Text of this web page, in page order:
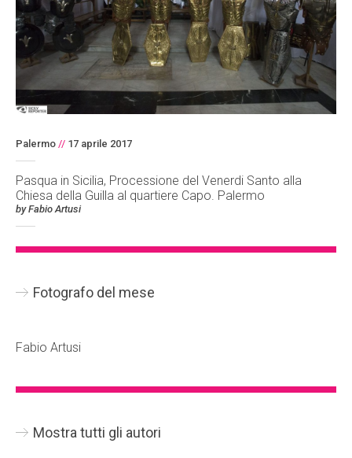
Palermo // 17 aprile 2017
Pasqua in Sicilia, Processione del Venerdi Santo alla
Chiesa della Guilla al quartiere Capo. Palermo
by Fabio Artusi
Fotografo del mese
Fabio Artusi
Mostra tutti gli autori